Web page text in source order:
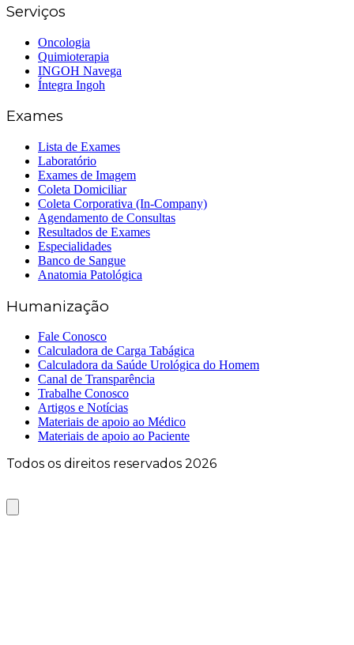
Serviços
Oncologia
Quimioterapia
INGOH Navega
Íntegra Ingoh
Exames
Lista de Exames
Laboratório
Exames de Imagem
Coleta Domiciliar
Coleta Corporativa (In-Company)
Agendamento de Consultas
Resultados de Exames
Especialidades
Banco de Sangue
Anatomia Patológica
Humanização
Fale Conosco
Calculadora de Carga Tabágica
Calculadora da Saúde Urológica do Homem
Canal de Transparência
Trabalhe Conosco
Artigos e Notícias
Materiais de apoio ao Médico
Materiais de apoio ao Paciente
Todos os direitos reservados 2026